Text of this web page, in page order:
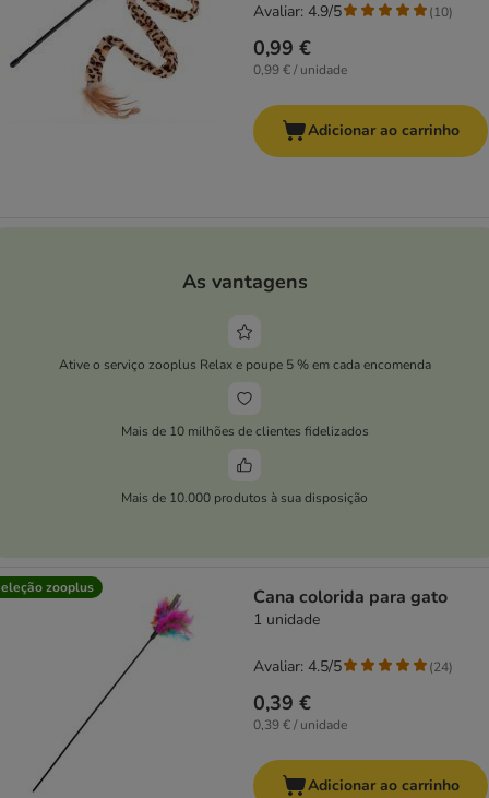
0,99 €
0,99 € / unidade
Avaliar: 4.9/5 (10)
Adicionar ao carrinho
As vantagens
Ative o serviço zooplus Relax e poupe 5 % em cada encomenda
Mais de 10 milhões de clientes fidelizados
Mais de 10.000 produtos à sua disposição
zooplus Cana colorida para gato
1 unidade
0,39 €
0,39 € / unidade
Avaliar: 4.5/5 (24)
Adicionar ao carrinho